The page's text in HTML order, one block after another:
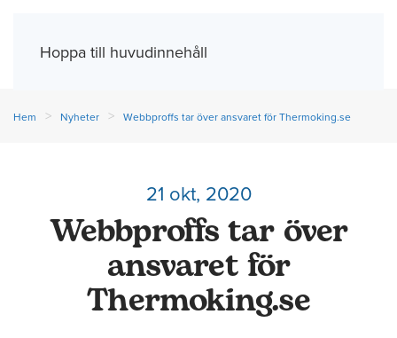
Hoppa till huvudinnehåll
Hem Nyheter Webbproffs tar över ansvaret för Thermoking.se
21 okt, 2020
Webbproffs tar över
ansvaret för
Thermoking.se